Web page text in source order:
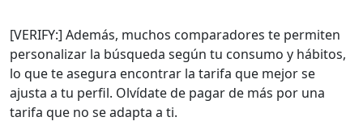
[VERIFY:] Además, muchos comparadores te permiten
personalizar la búsqueda según tu consumo y hábitos,
lo que te asegura encontrar la tarifa que mejor se
ajusta a tu perfil. Olvídate de pagar de más por una
tarifa que no se adapta a ti.